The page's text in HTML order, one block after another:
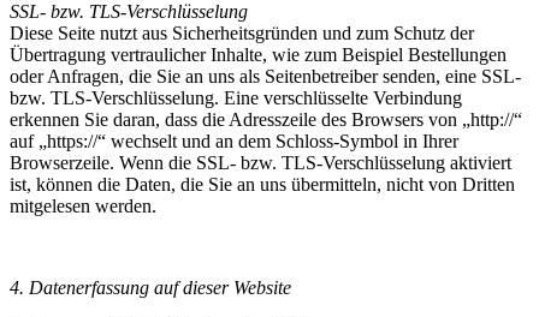
SSL- bzw. TLS-Verschlüsselung
Diese Seite nutzt aus Sicherheitsgründen und zum Schutz der
Übertragung vertraulicher Inhalte, wie zum Beispiel Bestellungen
oder Anfragen, die Sie an uns als Seitenbetreiber senden, eine SSL-
bzw. TLS-Verschlüsselung. Eine verschlüsselte Verbindung
erkennen Sie daran, dass die Adresszeile des Browsers von „http://“
auf „https://“ wechselt und an dem Schloss-Symbol in Ihrer
Browserzeile. Wenn die SSL- bzw. TLS-Verschlüsselung aktiviert
ist, können die Daten, die Sie an uns übermitteln, nicht von Dritten
mitgelesen werden.
4. Datenerfassung auf dieser Website